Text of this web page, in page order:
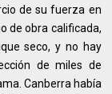
de su fuerza en
de obra calificada,
seco, y no hay
de miles de
Canberra había